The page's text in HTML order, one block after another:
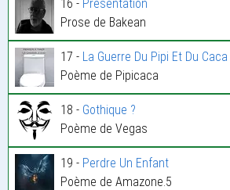
16 - Présentation
Prose de Bakean
17 - La Guerre Du Pipi Et Du Caca
Poème de Pipicaca
18 - Gothique ?
Poème de Vegas
19 - Perdre Un Enfant
Poème de Amazone.5